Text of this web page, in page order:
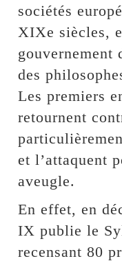
sociétés
XIXe siècles,
gouvernement
des
Les premiers
retournent
et l’attaquent
aveugle.
En effet, en
IX publie le
recensant 80